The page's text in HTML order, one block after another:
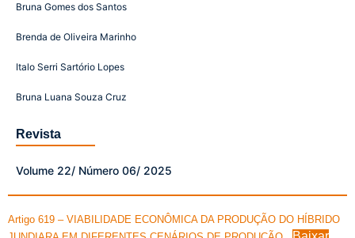
Bruna Gomes dos Santos
Brenda de Oliveira Marinho
Italo Serri Sartório Lopes
Bruna Luana Souza Cruz
Revista
Volume 22/ Número 06/ 2025
Artigo 619 – VIABILIDADE ECONÔMICA DA PRODUÇÃO DO HÍBRIDO